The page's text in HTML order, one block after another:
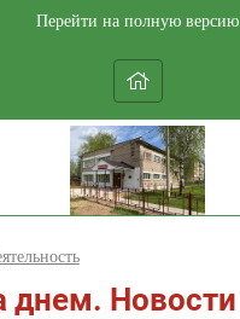
Перейти на полную версию
днем. Новости